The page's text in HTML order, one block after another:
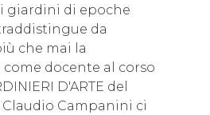
giardini di epoche
da
che mai la
docente al corso
D'ARTE del
Campanini ci